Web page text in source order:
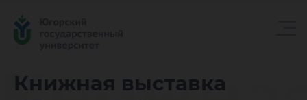
Книжная выставка